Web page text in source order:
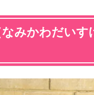
みかわだいす